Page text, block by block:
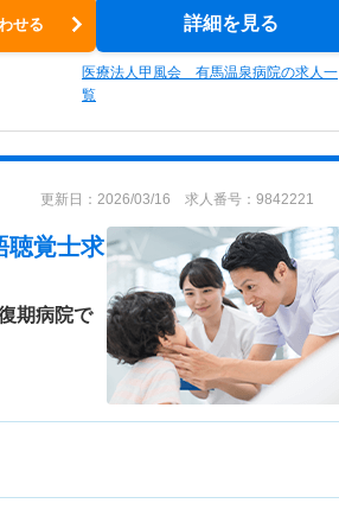
せる 詳細を見る
医療法人甲風会 有馬温泉病院の求人一
覧
更新日：2026/03/16 求人番号：9842221
聴覚士求
期病院で